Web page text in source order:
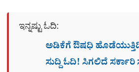
ಇನ್ನಷ್ಟು ಓದಿ:
ಅಡಿಕೆಗೆ ಔಷಧಿ
ಸುದ್ದಿ ಓದಿ! ಸಿಗಲಿದೆ ಸರ್ಕಾರಿ